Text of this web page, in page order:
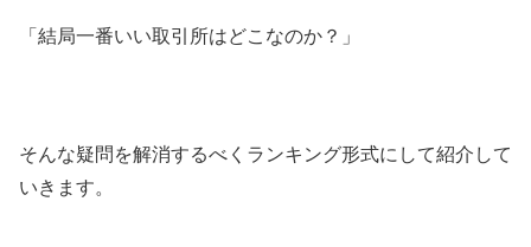
「結局一番いい取引所はどこなのか？」
そんな疑問を解消するべくランキング形式にして紹介して
いきます。